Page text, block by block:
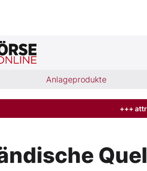
Anlageprodukte
Jetzt aktuelle Ausgabe BÖRSE ONLINE lesen
Check
+++